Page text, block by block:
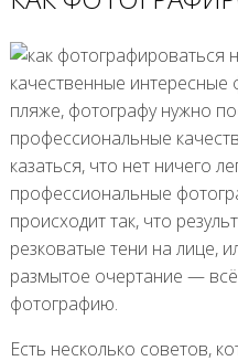
качественные интересные
пляже, фотографу нужно
профессиональные
казаться, что нет ничего
профессиональные
происходит так, что
резковатые тени на лице,
размытое очертание —
фотографию.
Есть несколько советов,